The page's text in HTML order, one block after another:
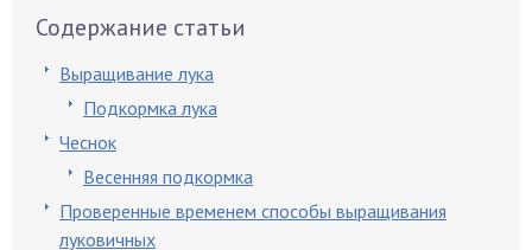
Содержание статьи
Выращивание лука
Подкормка лука
Чеснок
Весенняя подкормка
Проверенные временем способы выращивания
луковичных